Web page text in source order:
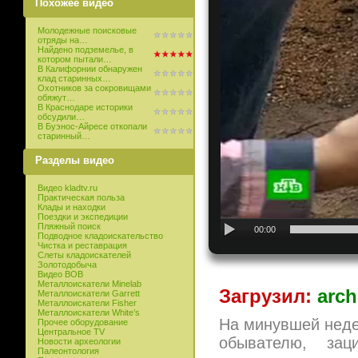
Похожее видео
Молодежные поисковые
отряды на…
Найдено подземелье, в
котором пытали…
В Калифорнии обнаружен
клад старинных…
Охотников за сокровищами
обяжут…
В Краснодаре историки
обсудили…
В Буэнос-Айресе откопали
старинный…
Разделы видео
Видео kladtv.ru
Практическая польза
Клады и находки
Поездки и экспедиции
Пляжный поиск
Подводное кладоискательство
Чистка и реставрация
Слеты кладоискателей
Золотодобыча
Видео ВОВ
Металлоискатели Minelab
Металлоискатели Garrett
Металлоискатели Fisher
Металлоискатели White’s
Прочее оборудование
Центральное TV
Новости археологии
Палеонтология
00:00
Загрузил:
На минувшей
обывателю,